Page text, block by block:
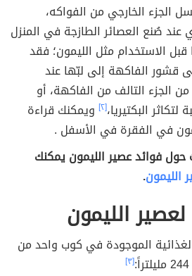
الجزء الخارجي من الفواكه،
عند صُنع العصائر الطازجة في المنزل
الاستخدام مثل الليمون؛ فقد
قشور الفاكهة إلى لبّها عند
الجزء التالف من الفاكهة، أو
البكتيريا،[٢]
ويمكنك قراءة
في الفقرة في الأسفل .
حول فوائد عصير الليمون يمكنك
الليمون.
الليمون
الموجودة في كوب واحد من
[٣]